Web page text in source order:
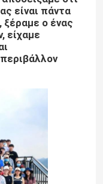
είναι πάντα
ξέραμε ο ένας
είχαμε